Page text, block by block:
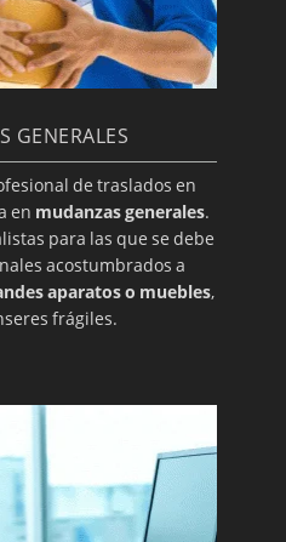
GENERALES
de traslados en
en mudanzas generales.
para las que se debe
acostumbrados a
aparatos o muebles,
frágiles.